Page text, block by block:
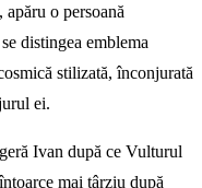
o persoană
distingea emblema
stilizată, înconjurată
ei.
Ivan după ce Vulturul
mai târziu după